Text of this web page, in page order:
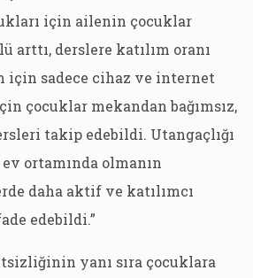
için ailenin çocuklar
arttı, derslere katılım oranı
için sadece cihaz ve internet
çocuklar mekandan bağımsız,
takip edebildi. Utangaçlığı
ortamında olmanın
daha aktif ve katılımcı
edebildi.”
yanı sıra çocuklara